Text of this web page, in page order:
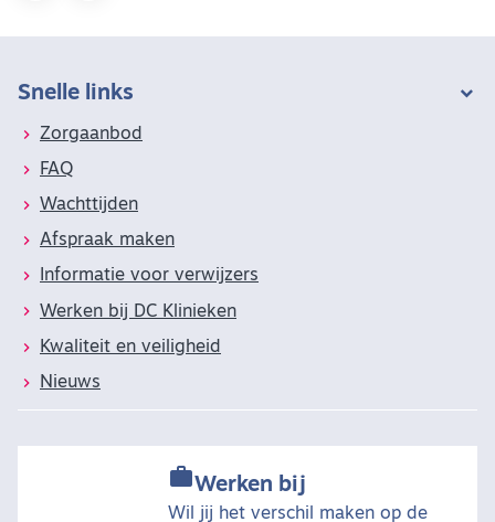
Snelle links
Zorgaanbod
FAQ
Wachttijden
Afspraak maken
Informatie voor verwijzers
Werken bij DC Klinieken
Kwaliteit en veiligheid
Nieuws
Werken bij
Wil jij het verschil maken op de